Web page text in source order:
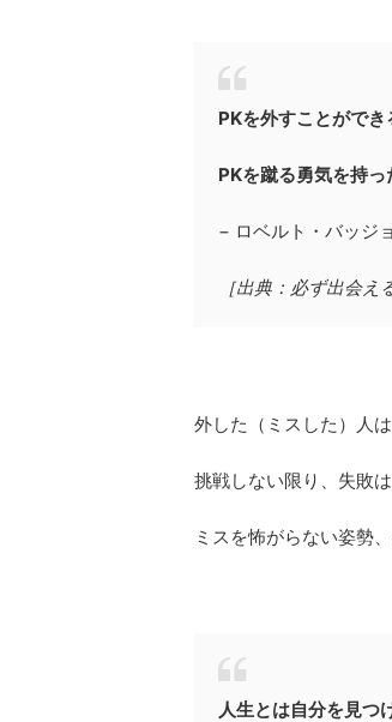
PKを外すことができ
PKを蹴る勇気を持っ
− ロベルト・バッジ
［出典：必ず出会え
外した（ミスした）人
挑戦しない限り、失敗
ミスを怖がらない姿勢
人生とは自分を見つ